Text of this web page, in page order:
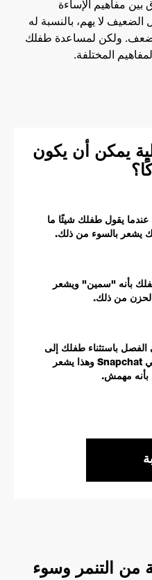
مفاهيم الإساءة
الضعيف لا يهم، بالنسبة له
الضعف. ولكن لمساعدة طفلك
المختلفة.
يمكن أن يكون
يقول طفلك شيئًا ما
يشعر بالسوء من ذلك.
بأنه "سمين" ويشعر
من ذلك.
باستثناء طفلك إلى
مجموعة الفصل في Snapchat وهذا يشعر
مهمش.
من التنمر وسوء